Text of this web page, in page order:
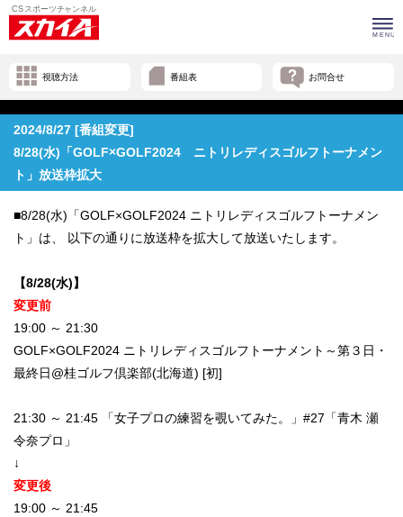
視聴方法 番組表 お問合せ
2024/8/27 [番組変更]
8/28(水)「GOLF×GOLF2024 ニトリレディスゴルフトーナメン
ト」放送枠拡大
■8/28(水)「GOLF×GOLF2024 ニトリレディスゴルフトーナメン
ト」は、 以下の通りに放送枠を拡大して放送いたします。
【8/28(水)】
変更前
19:00 ～ 21:30
GOLF×GOLF2024 ニトリレディスゴルフトーナメント～第３日・
最終日@桂ゴルフ倶楽部(北海道) [初]
21:30 ～ 21:45 「女子プロの練習を覗いてみた。」#27「青木 瀬
令奈プロ」
↓
変更後
19:00 ～ 21:45